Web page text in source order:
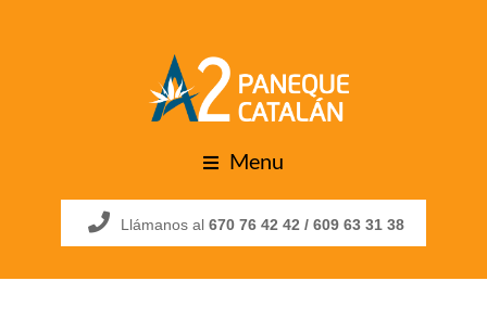
Menu
Llámanos al 670 76 42 42 / 609 63 31 38